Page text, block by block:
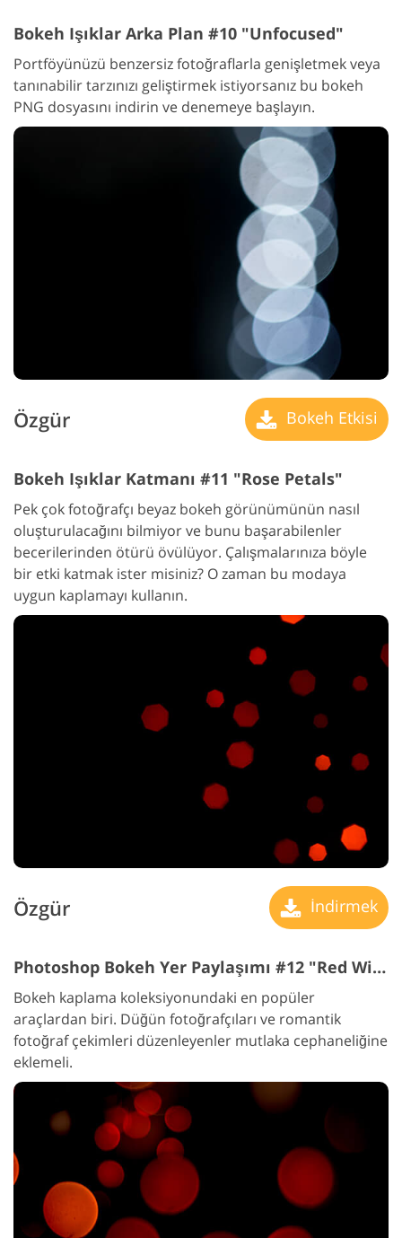
Bokeh Işıklar Arka Plan #10 "Unfocused"
Portföyünüzü benzersiz fotoğraflarla genişletmek veya
tanınabilir tarzınızı geliştirmek istiyorsanız bu bokeh
PNG dosyasını indirin ve denemeye başlayın.
Özgür Bokeh Etkisi
Bokeh Işıklar Katmanı #11 "Rose Petals"
Pek çok fotoğrafçı beyaz bokeh görünümünün nasıl
oluşturulacağını bilmiyor ve bunu başarabilenler
becerilerinden ötürü övülüyor. Çalışmalarınıza böyle
bir etki katmak ister misiniz? O zaman bu modaya
uygun kaplamayı kullanın.
Özgür İndirmek
Photoshop Bokeh Yer Paylaşımı #12 "Red Wine"
Bokeh kaplama koleksiyonundaki en popüler
araçlardan biri. Düğün fotoğrafçıları ve romantik
fotoğraf çekimleri düzenleyenler mutlaka cephaneliğine
eklemeli.